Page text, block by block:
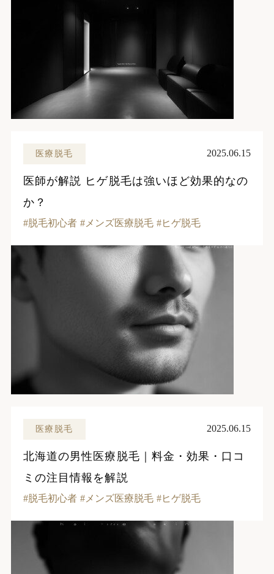
医療脱毛 2025.06.15
医師が解説 ヒゲ脱毛は強いほど効果的なの
か？
脱毛初心者 メンズ医療脱毛 ヒゲ脱毛
医療脱毛 2025.06.15
北海道の男性医療脱毛｜料金・効果・口コ
ミの注目情報を解説
脱毛初心者 メンズ医療脱毛 ヒゲ脱毛